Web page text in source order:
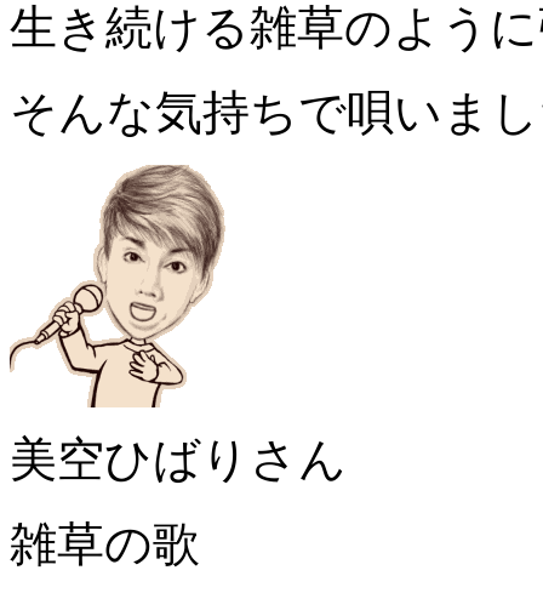
生き続ける雑草のよう
そんな気持ちで唄いま
美空ひばりさん
雑草の歌